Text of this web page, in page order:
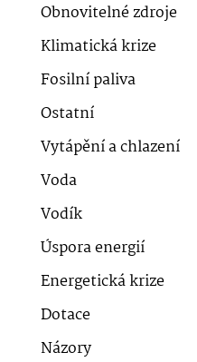
Obnovitelné zdroje
Klimatická krize
Fosilní paliva
Ostatní
Vytápění a chlazení
Voda
Vodík
Úspora energií
Energetická krize
Dotace
Názory